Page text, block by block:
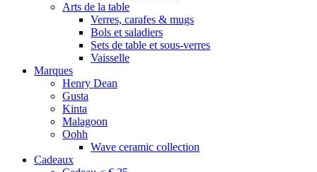
Arts de la table
Verres, carafes & mugs
Bols et saladiers
Sets de table et sous-verres
Vaisselle
Marques
Henry Dean
Gusta
Kinta
Malagoon
Oohh
Wave ceramic collection
Cadeaux